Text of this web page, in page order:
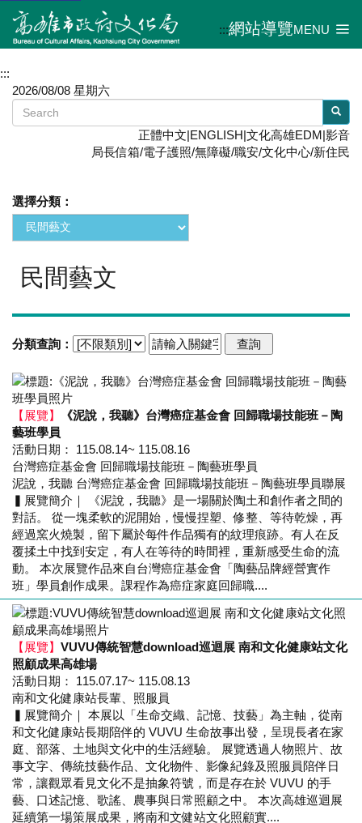
:::網站導覽MENU
:::
2026/08/08 星期六
正體中文|ENGLISH|文化高雄EDM|影音
局長信箱/電子護照/無障礙/職安/文化中心/新住民
選擇分類：
民間藝文
分類查詢：
【展覽】
《泥說，我聽》台灣癌症基金會 回歸職場技能班－陶
藝班學員
活動日期： 115.08.14~ 115.08.16
台灣癌症基金會 回歸職場技能班－陶藝班學員
泥說，我聽 台灣癌症基金會 回歸職場技能班－陶藝班學員聯展
▍展覽簡介｜ 《泥說，我聽》是一場關於陶土和創作者之間的
對話。 從一塊柔軟的泥開始，慢慢捏塑、修整、等待乾燥，再
經過窯火燒製，留下屬於每件作品獨有的紋理痕跡。有人在反
覆揉土中找到安定，有人在等待的時間裡，重新感受生命的流
動。 本次展覽作品來自台灣癌症基金會「陶藝品牌經營實作
班」學員創作成果。課程作為癌症家庭回歸職....
【展覽】 VUVU傳統智慧download巡迴展 南和文化健康站文化
照顧成果高雄場
活動日期： 115.07.17~ 115.08.13
南和文化健康站長輩、照服員
▍展覽簡介｜ 本展以「生命交織、記憶、技藝」為主軸，從南
和文化健康站長期陪伴的 VUVU 生命故事出發，呈現長者在家
庭、部落、土地與文化中的生活經驗。 展覽透過人物照片、故
事文字、傳統技藝作品、文化物件、影像紀錄及照服員陪伴日
常，讓觀眾看見文化不是抽象符號，而是存在於 VUVU 的手
藝、口述記憶、歌謠、農事與日常照顧之中。 本次高雄巡迴展
延續第一場策展成果，將南和文健站文化照顧實....